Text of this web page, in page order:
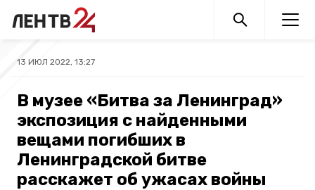
13 ИЮЛ 2022, 13:27
В музее «Битва за Ленинград»
экспозиция с найденными
вещами погибших в
Ленинградской битве
расскажет об ужасах войны